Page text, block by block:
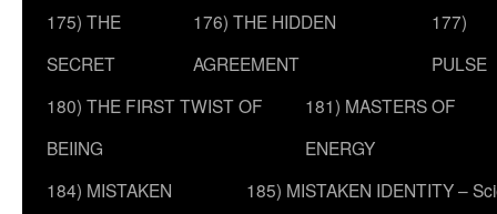
175) THE
SECRET
176) THE HIDDEN
AGREEMENT
177)
PULSE
180) THE FIRST TWIST OF
BEIING
181) MASTERS OF
ENERGY
184) MISTAKEN
185) MISTAKEN IDENTITY –